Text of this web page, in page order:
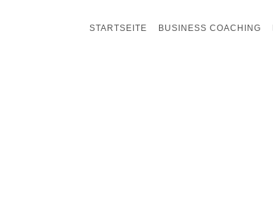
STARTSEITE BUSINESS COACHING